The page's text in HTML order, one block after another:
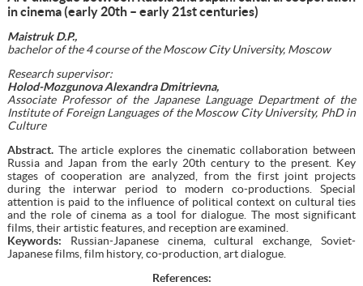
in cinema (early 20th – early 21st centuries)
Maistruk D.P.,
bachelor of the 4 course of the Moscow City University, Moscow
Research supervisor:
Holod-Mozgunova Alexandra Dmitrievna,
Associate Professor of the Japanese Language Department of the
Institute of Foreign Languages of the Moscow City University, PhD in
Culture
Abstract. The article explores the cinematic collaboration between
Russia and Japan from the early 20th century to the present. Key
stages of cooperation are analyzed, from the first joint projects
during the interwar period to modern co-productions. Special
attention is paid to the influence of political context on cultural ties
and the role of cinema as a tool for dialogue. The most significant
films, their artistic features, and reception are examined.
Keywords: Russian-Japanese cinema, cultural exchange, Soviet-
Japanese films, film history, co-production, art dialogue.
References: